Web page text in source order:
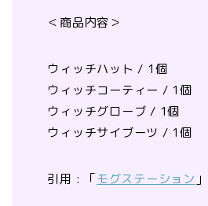
＜商品内容＞
ウィッチハット / 1個
ウィッチコーティー / 1個
ウィッチグローブ / 1個
ウィッチサイブーツ / 1個
引用 : 「モグステーション 」